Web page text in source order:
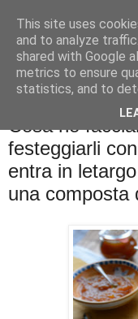
La
Se l'uomo è ciò che
Cosa ne
festeggiarli
entra in
una composta
This site uses
and to analyze
shared with Google
metrics to ensure
statistics, and to